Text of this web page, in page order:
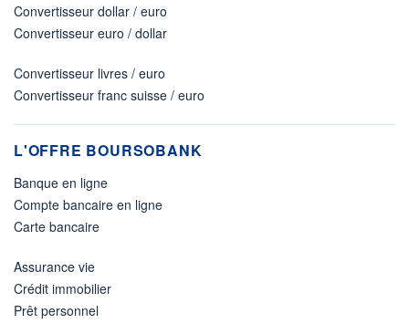
Convertisseur dollar / euro
Convertisseur euro / dollar
Convertisseur livres / euro
Convertisseur franc suisse / euro
L'OFFRE BOURSOBANK
Banque en ligne
Compte bancaire en ligne
Carte bancaire
Assurance vie
Crédit immobilier
Prêt personnel